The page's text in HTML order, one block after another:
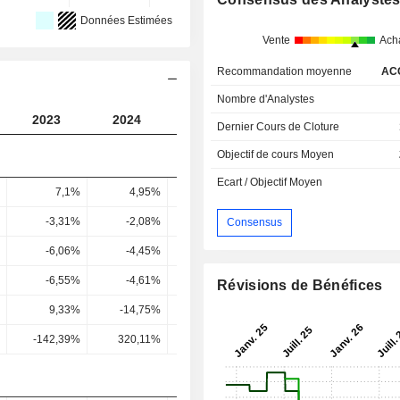
Données Estimées
2023 2024 2025 2026
7,1% 4,95%
-3,31% -2,08% -16,62%
-6,06% -4,45%
-6,55% -4,61% -20,71% 0,22% 1,12%
9,33% -14,75%
-142,39% 320,11% -625% -
Vente
Recommandation moyenne
Nombre d'Analystes
Dernier Cours de Cloture
Objectif de cours Moyen
Ecart / Objectif Moyen
Consensus
Révisions de Bénéfices